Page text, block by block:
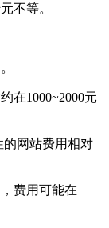
不等。
在1000~2000元
的网站费用相对
费用可能在